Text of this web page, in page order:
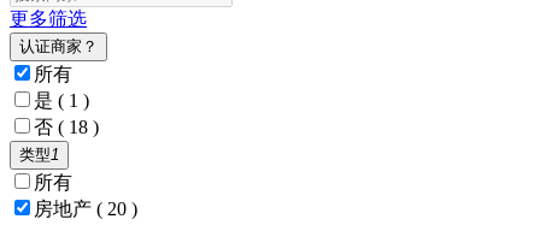
更多筛选
认证商家？
所有
是 ( 1 )
否 ( 18 )
类型1
所有
房地产 ( 20 )